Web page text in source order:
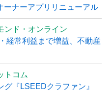
ーナーアプリリニューアル
ンド・オンライン
経常利益まで増益、不動産
トコム
『LSEEDクラファン』